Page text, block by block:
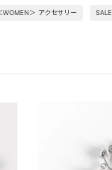
WOMEN＞ アクセサリー SALE